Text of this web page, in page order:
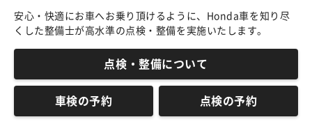
安心・快適にお車へお乗り頂けるように、Honda車を知り尽
くした整備士が高水準の点検・整備を実施いたします。
点検・整備について
車検の予約 点検の予約